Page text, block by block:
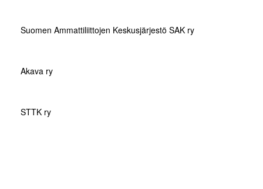
Suomen Ammattiliittojen Keskusjärjestö SAK ry
Akava ry
STTK ry